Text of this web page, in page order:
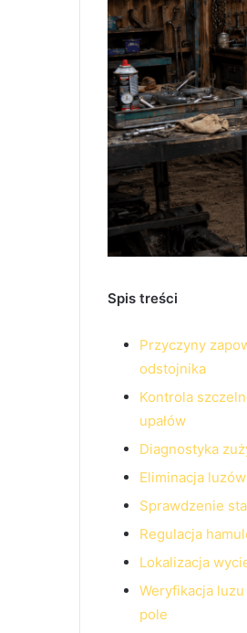
Spis treści
Przyczyny
odstojnika
Kontrola
upałów
Diagnostyka
Eliminacja
Sprawdzenie
Regulacja
Lokalizacja
Weryfikacja
pole